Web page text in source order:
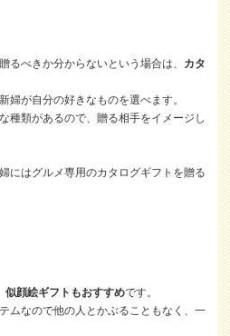
るべきか分からないという場合は、 カタ
婦が自分の好きなものを選べます。
種類があるので、贈る相手をイメージし
にはグルメ専用のカタログギフトを贈る
似顔絵ギフトもおすすめです。
ムなので他の人とかぶることもなく、一